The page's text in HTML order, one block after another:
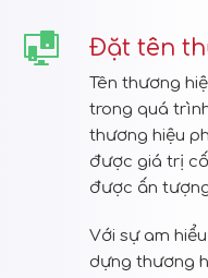
Đặt tên
Tên thương
trong quá
thương hiệu
được giá trị
được ấn
Với sự am
dựng thương